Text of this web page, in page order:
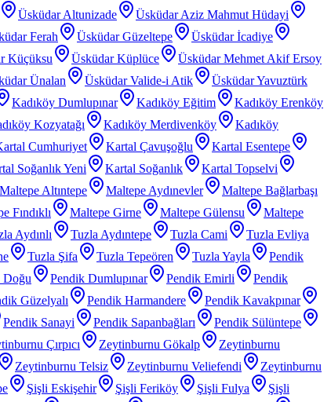
Üsküdar Altunizade
Üsküdar Aziz Mahmut Hüdayi
Ferah Üsküdar Güzeltepe
Üsküdar İcadiye
Küçüksu Üsküdar Küplüce
Üsküdar Mehmet Akif Ersoy
Ünalan Üsküdar Valide-i Atik
Üsküdar Yavuztürk
Kadıköy Dumlupınar Kadıköy Eğitim
Kadıköy Erenköy
Kozyatağı Kadıköy Merdivenköy
Kadıköy
Cumhuriyet Kartal Çavuşoğlu
Kartal Esentepe
Soğanlık Yeni Kartal Soğanlık
Kartal Topselvi
Maltepe Altıntepe Maltepe Aydınevler
Maltepe Bağlarbaşı
Fındıklı Maltepe Girne Maltepe Gülensu
Maltepe
Aydınlı Tuzla Aydıntepe Tuzla Cami
Tuzla Evliya
Tuzla Şifa Tuzla Tepeören Tuzla Yayla
Pendik
Doğu Pendik Dumlupınar Pendik Emirli
Pendik
Güzelyalı Pendik Harmandere
Pendik Kavakpınar
Pendik Sanayi Pendik Sapanbağları
Pendik Sülüntepe
Çırpıcı Zeytinburnu Gökalp
Zeytinburnu
Zeytinburnu Telsiz Zeytinburnu Veliefendi
Zeytinburnu
Şişli Eskişehir Şişli Feriköy Şişli Fulya
Şişli